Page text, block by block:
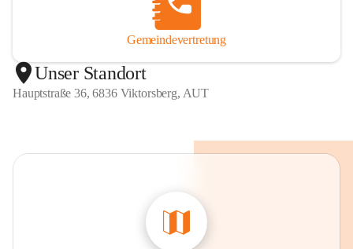
Gemeindevertretung
Unser Standort
Hauptstraße 36, 6836 Viktorsberg, AUT